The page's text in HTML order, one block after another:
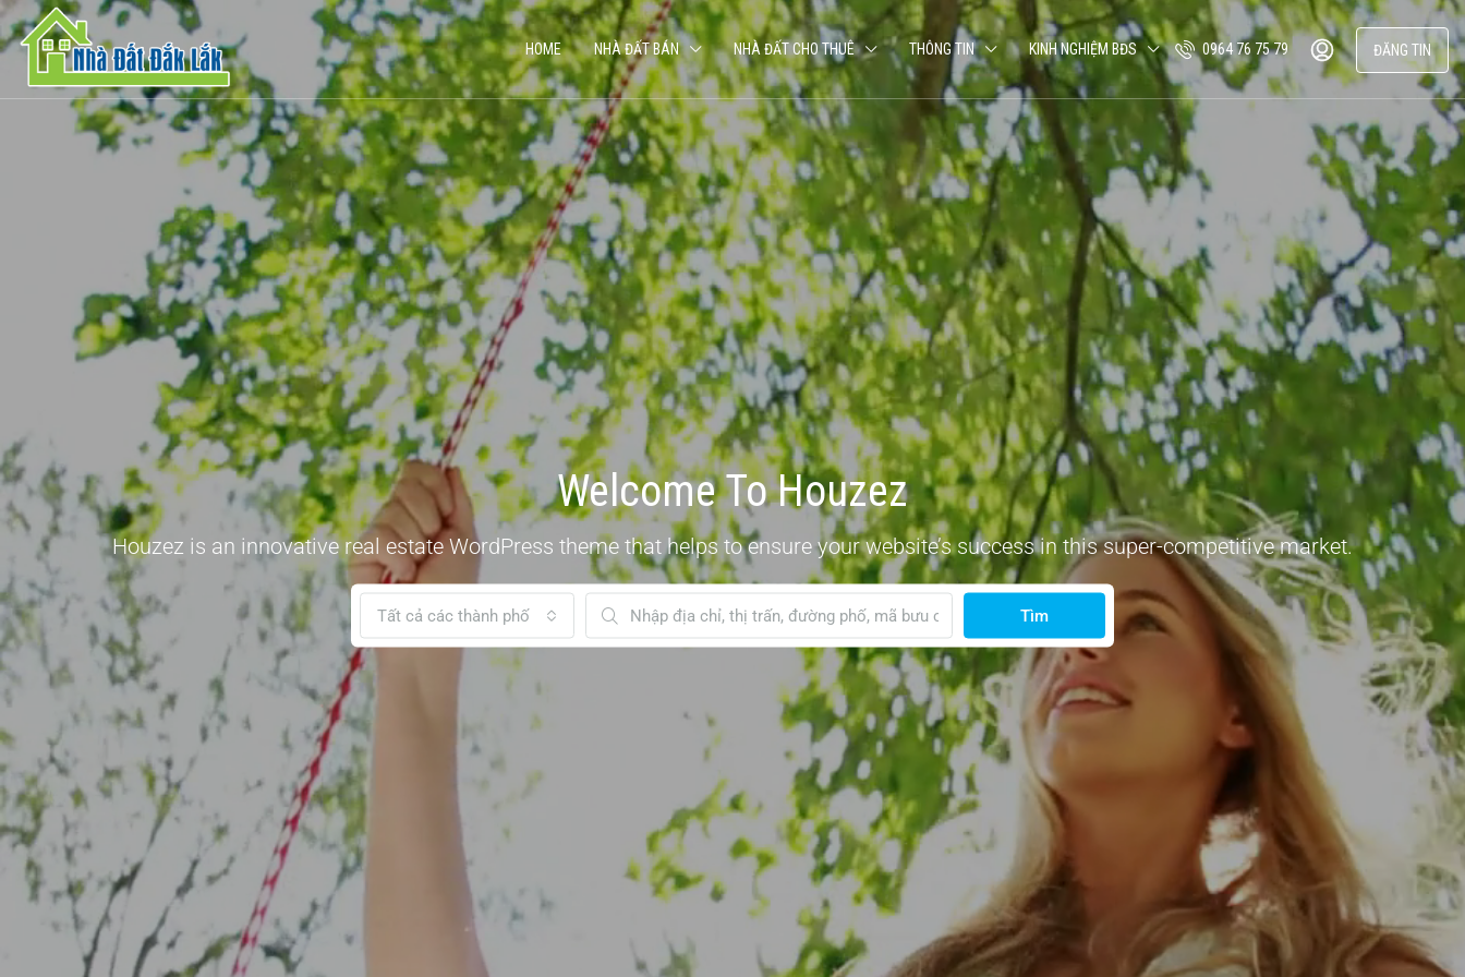
HOME NHÀ ĐẤT BÁN NHÀ ĐẤT CHO THUÊ THÔNG TIN KINH NGHIỆM BĐS 0964 76 75 79 ĐĂNG TIN
Welcome To Houzez
Houzez is an innovative real estate WordPress theme that helps to ensure your website’s success in this super-competitive market.
Tất cả các thành phố Tìm